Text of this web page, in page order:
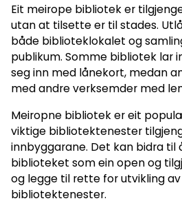
Eit meirope bibliotek er
utan at tilsette er til stades.
både biblioteklokalet og
publikum. Somme bibliotek lar
seg inn med lånekort, medan
med andre verksemder med
Meiropne bibliotek er eit
viktige bibliotektenester
innbyggarane. Det kan bidra
biblioteket som ein open og
og legge til rette for utvikling
bibliotektenester.